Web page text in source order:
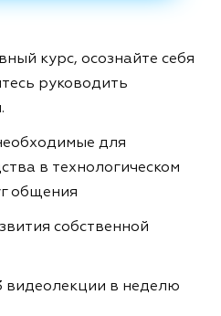
курс, осознайте себя
руководить
для
в технологическом
общения
собственной
видеолекции в неделю